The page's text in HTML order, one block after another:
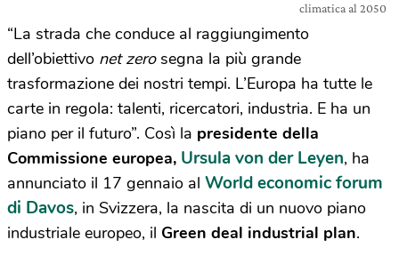
climatica al 2050
“La strada che conduce al raggiungimento
dell’obiettivo net zerosegna la più grande
trasformazione dei nostri tempi. L’Europa ha tutte le
carte in regola: talenti, ricercatori, industria. E ha un
piano per il futuro”. Così la presidente della
Commissione europea, Ursula von der Leyen, ha
annunciato il 17 gennaio al World economic forum
di Davos, in Svizzera, la nascita di un nuovo piano
industriale europeo, il Green deal industrial plan.